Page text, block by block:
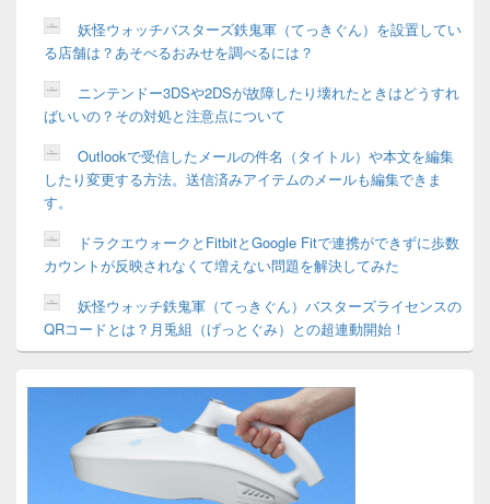
妖怪ウォッチバスターズ鉄鬼軍（てっきぐん）を設置してい
る店舗は？あそべるおみせを調べるには？
ニンテンドー3DSや2DSが故障したり壊れたときはどうすれ
ばいいの？その対処と注意点について
Outlookで受信したメールの件名（タイトル）や本文を編集
したり変更する方法。送信済みアイテムのメールも編集できま
す。
ドラクエウォークとFitbitとGoogle Fitで連携ができずに歩数
カウントが反映されなくて増えない問題を解決してみた
妖怪ウォッチ鉄鬼軍（てっきぐん）バスターズライセンスの
QRコードとは？月兎組（げっとぐみ）との超連動開始！